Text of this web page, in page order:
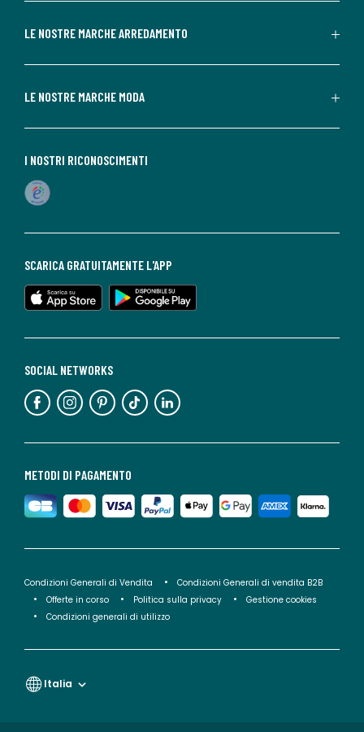
LE NOSTRE MARCHE ARREDAMENTO
LE NOSTRE MARCHE MODA
METODI DI PAGAMENTO
SOCIAL NETWORKS
SCARICA GRATUITAMENTE L'APP
I NOSTRI RICONOSCIMENTI
Condizioni Generali di Vendita
Condizioni Generali di vendita B2B
Offerte in corso
Politica sulla privacy
Gestione cookies
Condizioni generali di utilizzo
Italia